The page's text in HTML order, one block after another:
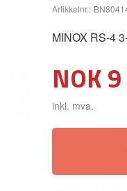
Artikkelnr.:
MINOX RS-4
Pris
NOK
inkl. mva.